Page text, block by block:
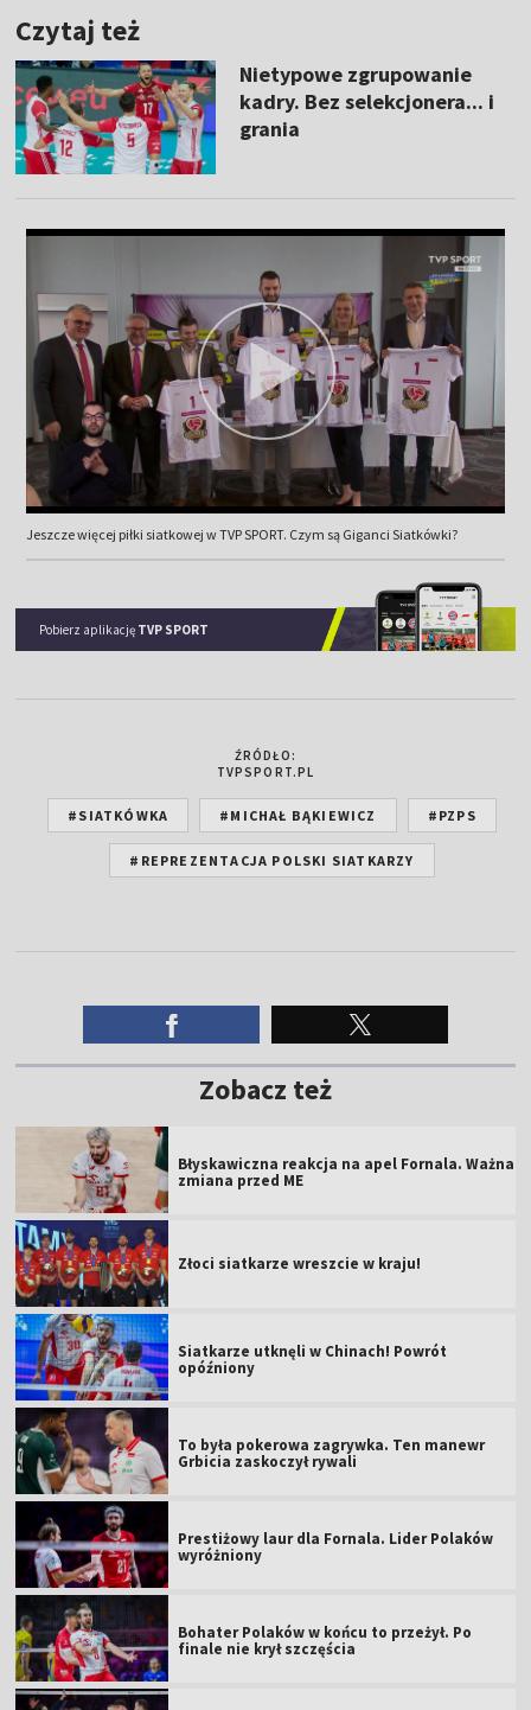
Czytaj też
Nietypowe zgrupowanie
kadry. Bez selekcjonera... i
grania
Jeszcze więcej piłki siatkowej w TVP SPORT. Czym są Giganci Siatkówki?
Pobierz aplikację TVP SPORT
ŹRÓDŁO:
TVPSPORT.PL
#SIATKÓWKA #MICHAŁ BĄKIEWICZ #PZPS
#REPREZENTACJA POLSKI SIATKARZY
Zobacz też
Błyskawiczna reakcja na apel Fornala. Ważna
zmiana przed ME
Złoci siatkarze wreszcie w kraju!
Siatkarze utknęli w Chinach! Powrót
opóźniony
To była pokerowa zagrywka. Ten manewr
Grbicia zaskoczył rywali
Prestiżowy laur dla Fornala. Lider Polaków
wyróżniony
Bohater Polaków w końcu to przeżył. Po
finale nie krył szczęścia